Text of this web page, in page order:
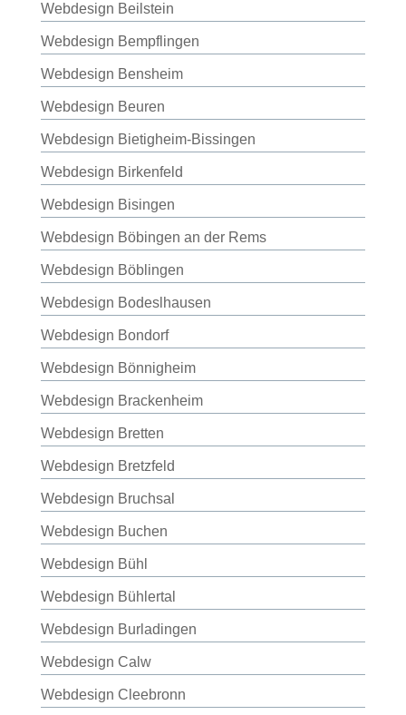
Webdesign Beilstein
Webdesign Bempflingen
Webdesign Bensheim
Webdesign Beuren
Webdesign Bietigheim-Bissingen
Webdesign Birkenfeld
Webdesign Bisingen
Webdesign Böbingen an der Rems
Webdesign Böblingen
Webdesign Bodeslhausen
Webdesign Bondorf
Webdesign Bönnigheim
Webdesign Brackenheim
Webdesign Bretten
Webdesign Bretzfeld
Webdesign Bruchsal
Webdesign Buchen
Webdesign Bühl
Webdesign Bühlertal
Webdesign Burladingen
Webdesign Calw
Webdesign Cleebronn